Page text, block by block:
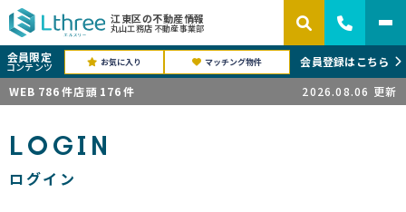
江東区の不動産情報
丸山工務店 不動産事業部
会員限定
コンテンツ お気に入り マッチング物件
会員登録はこちら
WEB 786件店頭 176 件 2026.08.06 更新
LOGIN
ログイン